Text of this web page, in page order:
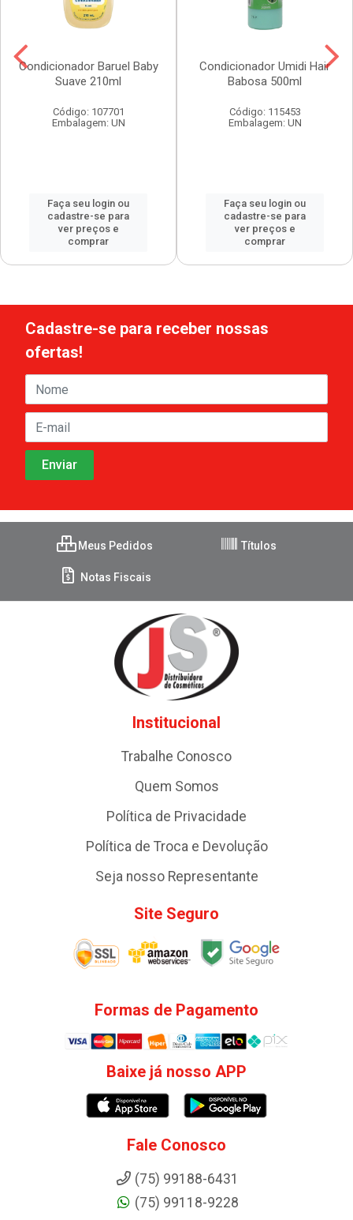
Condicionador Baruel Baby
Suave 210ml
Código: 107701
Embalagem: UN
Faça seu login ou
cadastre-se para
ver preços e
comprar
Condicionador Umidi Hair
Babosa 500ml
Código: 115453
Embalagem: UN
Faça seu login ou
cadastre-se para
ver preços e
comprar
Cadastre-se para receber nossas
ofertas!
Meus Pedidos Títulos
Notas Fiscais
Institucional
Trabalhe Conosco
Quem Somos
Política de Privacidade
Política de Troca e Devolução
Seja nosso Representante
Site Seguro
Formas de Pagamento
Baixe já nosso APP
Fale Conosco
(75) 99188-6431
(75) 99118-9228